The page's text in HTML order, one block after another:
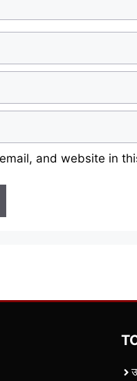
and website in